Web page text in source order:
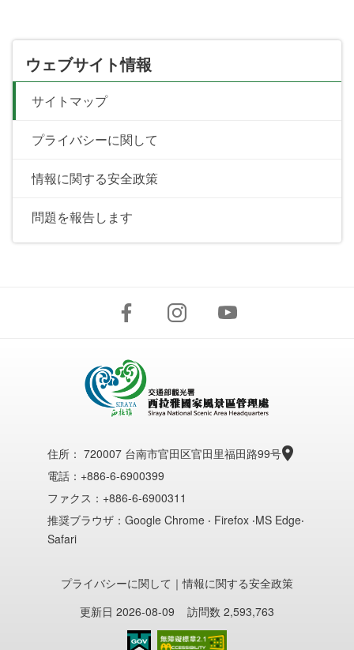
ウェブサイト情報
サイトマップ
プライバシーに関して
情報に関する安全政策
問題を報告します
住所： 720007 台南市官田区官田里福田路99号
電話：+886-6-6900399
ファクス：+886-6-6900311
推奨ブラウザ：Google Chrome ‧ Firefox ‧MS Edge‧
Safari
プライバシーに関して ｜情報に関する安全政策
更新日 2026-08-09
訪問数 2,593,763